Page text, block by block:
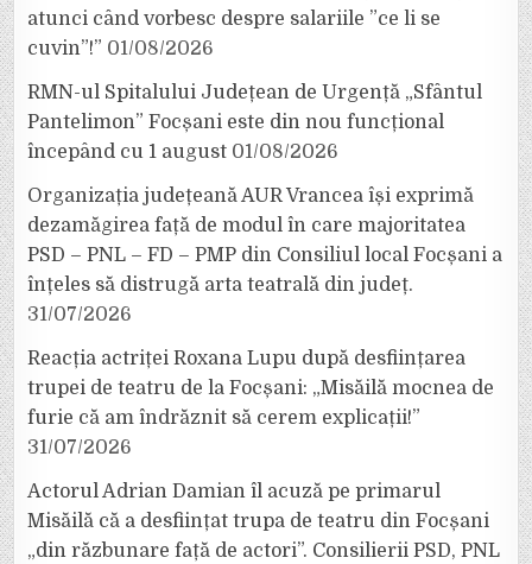
atunci când vorbesc despre salariile ”ce li se
cuvin”!” 01/08/2026
RMN-ul Spitalului Județean de Urgență „Sfântul
Pantelimon” Focșani este din nou funcțional
începând cu 1 august 01/08/2026
Organizația județeană AUR Vrancea își exprimă
dezamăgirea față de modul în care majoritatea
PSD – PNL – FD – PMP din Consiliul local Focșani a
înțeles să distrugă arta teatrală din județ.
31/07/2026
Reacția actriței Roxana Lupu după desființarea
trupei de teatru de la Focșani: „Misăilă mocnea de
furie că am îndrăznit să cerem explicații!”
31/07/2026
Actorul Adrian Damian îl acuză pe primarul
Misăilă că a desființat trupa de teatru din Focșani
„din răzbunare față de actori”. Consilierii PSD, PNL